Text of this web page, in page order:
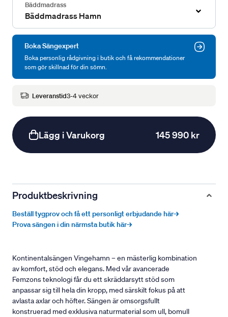
Bäddmadrass
Bäddmadrass Hamn
Boka Sängexpert
Boka personlig rådgivning i butik och få rekommendationer
som gör skillnad för din sömn.
Leveranstid3-4 veckor
Lägg i Varukorg 145 990 kr
Produktbeskrivning
Beställ tygprov och få ett personligt erbjudande här→
Prova sängen i din närmsta butik här→
Kontinentalsängen Vingehamn – en mästerlig kombination
av komfort, stöd och elegans. Med vår avancerade
Femzons teknologi får du ett skräddarsytt stöd som
anpassar sig till hela din kropp, med särskilt fokus på att
avlasta axlar och höfter. Sängen är omsorgsfullt
konstruerad med exklusiva naturmaterial som ull, bomull